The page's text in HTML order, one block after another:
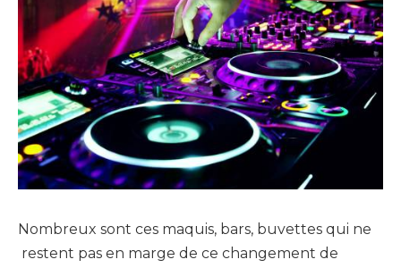
Nombreux sont ces maquis, bars, buvettes qui ne
restent pas en marge de ce changement de